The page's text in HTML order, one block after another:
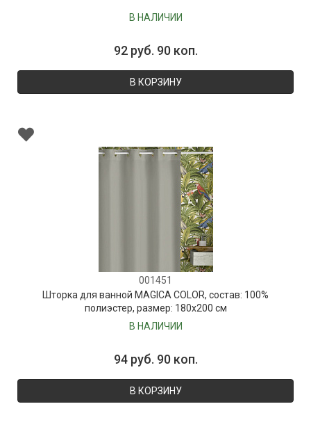
В НАЛИЧИИ
92 руб. 90 коп.
В КОРЗИНУ
001451
Шторка для ванной MAGICA COLOR, состав: 100%
полиэстер, размер: 180х200 см
В НАЛИЧИИ
94 руб. 90 коп.
В КОРЗИНУ